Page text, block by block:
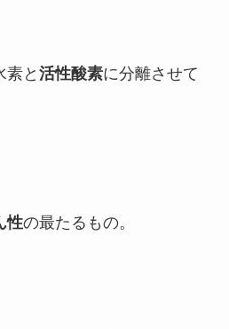
素と 活性酸素に分離させて
性の最たるもの。